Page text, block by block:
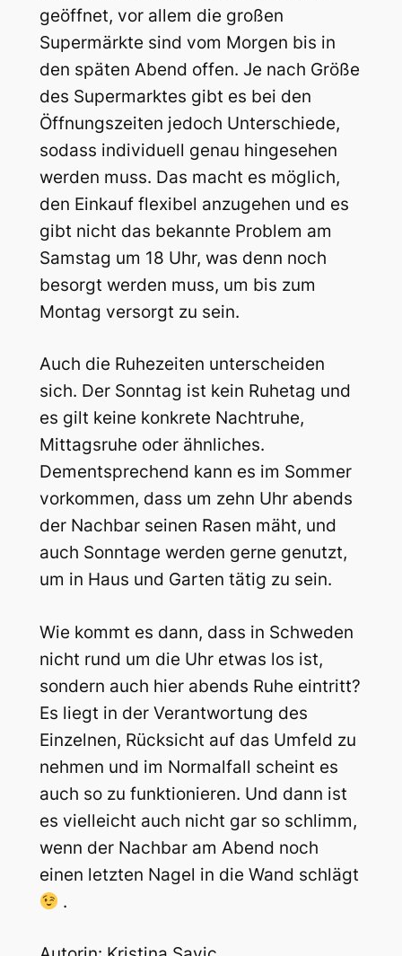
geöffnet, vor allem die großen
Supermärkte sind vom Morgen bis in
den späten Abend offen. Je nach Größe
des Supermarktes gibt es bei den
Öffnungszeiten jedoch Unterschiede,
sodass individuell genau hingesehen
werden muss. Das macht es möglich,
den Einkauf flexibel anzugehen und es
gibt nicht das bekannte Problem am
Samstag um 18 Uhr, was denn noch
besorgt werden muss, um bis zum
Montag versorgt zu sein.
Auch die Ruhezeiten unterscheiden
sich. Der Sonntag ist kein Ruhetag und
es gilt keine konkrete Nachtruhe,
Mittagsruhe oder ähnliches.
Dementsprechend kann es im Sommer
vorkommen, dass um zehn Uhr abends
der Nachbar seinen Rasen mäht, und
auch Sonntage werden gerne genutzt,
um in Haus und Garten tätig zu sein.
Wie kommt es dann, dass in Schweden
nicht rund um die Uhr etwas los ist,
sondern auch hier abends Ruhe eintritt?
Es liegt in der Verantwortung des
Einzelnen, Rücksicht auf das Umfeld zu
nehmen und im Normalfall scheint es
auch so zu funktionieren. Und dann ist
es vielleicht auch nicht gar so schlimm,
wenn der Nachbar am Abend noch
einen letzten Nagel in die Wand schlägt
.